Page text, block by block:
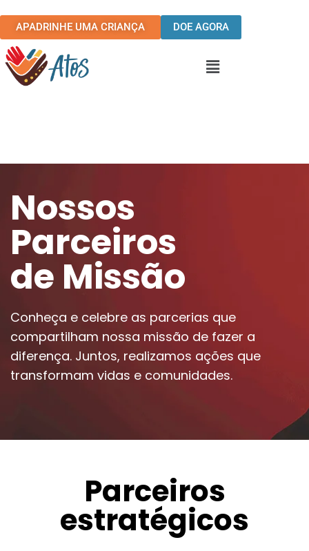
para
o
conteúdo
Menu
APADRINHE UMA CRIANÇA DOE AGORA
Nossos
Parceiros
de Missão
Conheça e celebre as parcerias que
compartilham nossa missão de fazer a
diferença. Juntos, realizamos ações que
transformam vidas e comunidades.
Parceiros
estratégicos